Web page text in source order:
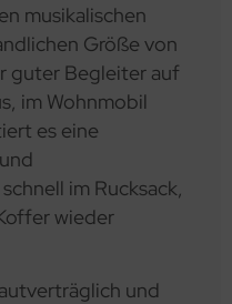
musikalischen
Größe von
guter Begleiter auf
im Wohnmobil
es eine
im Rucksack,
wieder
und